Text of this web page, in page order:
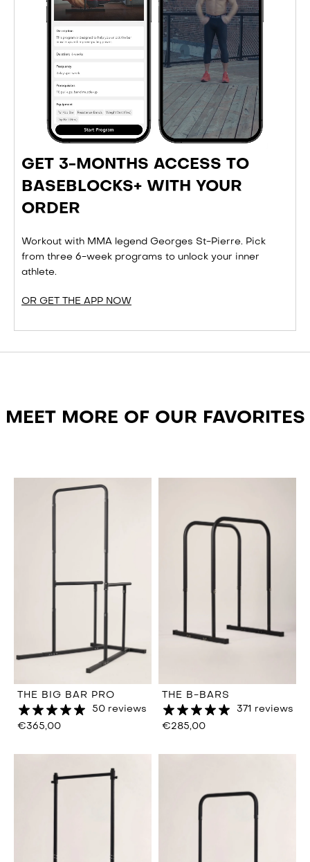
GET 3-MONTHS ACCESS TO
BASEBLOCKS+ WITH YOUR
ORDER
Workout with MMA legend Georges St-Pierre. Pick
from three 6-week programs to unlock your inner
athlete.
OR GET THE APP NOW
MEET MORE OF OUR FAVORITES
THE BIG BAR PRO
50 reviews
€365,00
THE B-BARS
371 reviews
€285,00